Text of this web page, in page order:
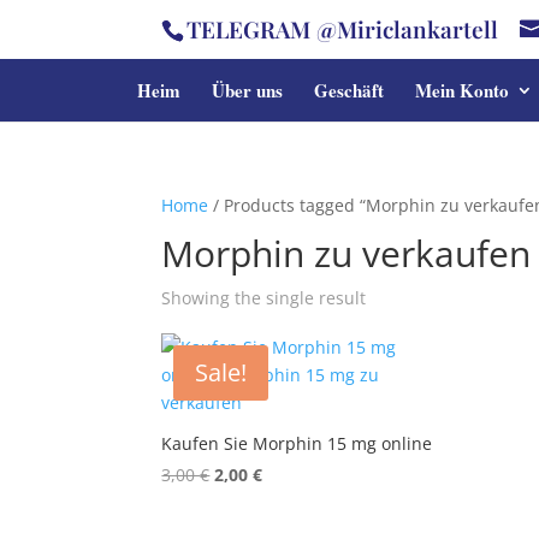
TELEGRAM @Miriclankartell
Heim Über uns Geschäft Mein Konto
Home / Products tagged “Morphin zu
Morphin zu verkaufen
Showing the single result
Sale!
Kaufen Sie Morphin 15 mg online
3,00€Original
2,00€Current